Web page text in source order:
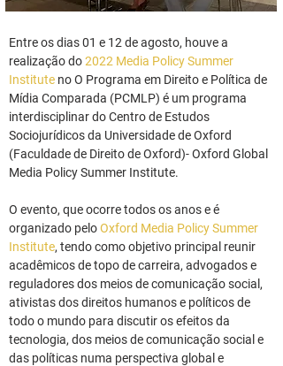
Entre os dias 01 e 12 de agosto, houve a
realização do 2022 Media Policy Summer
Institute no O Programa em Direito e Política de
Mídia Comparada (PCMLP) é um programa
interdisciplinar do Centro de Estudos
Sociojurídicos da Universidade de Oxford
(Faculdade de Direito de Oxford)- Oxford Global
Media Policy Summer Institute.
O evento, que ocorre todos os anos e é
organizado pelo Oxford Media Policy Summer
Institute, tendo como objetivo principal reunir
acadêmicos de topo de carreira, advogados e
reguladores dos meios de comunicação social,
ativistas dos direitos humanos e políticos de
todo o mundo para discutir os efeitos da
tecnologia, dos meios de comunicação social e
das políticas numa perspectiva global e